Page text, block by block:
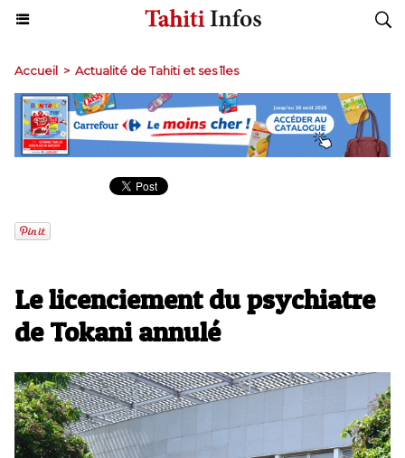
Accueil > Actualité de Tahiti et ses îles
Le licenciement du psychiatre
de Tokani annulé